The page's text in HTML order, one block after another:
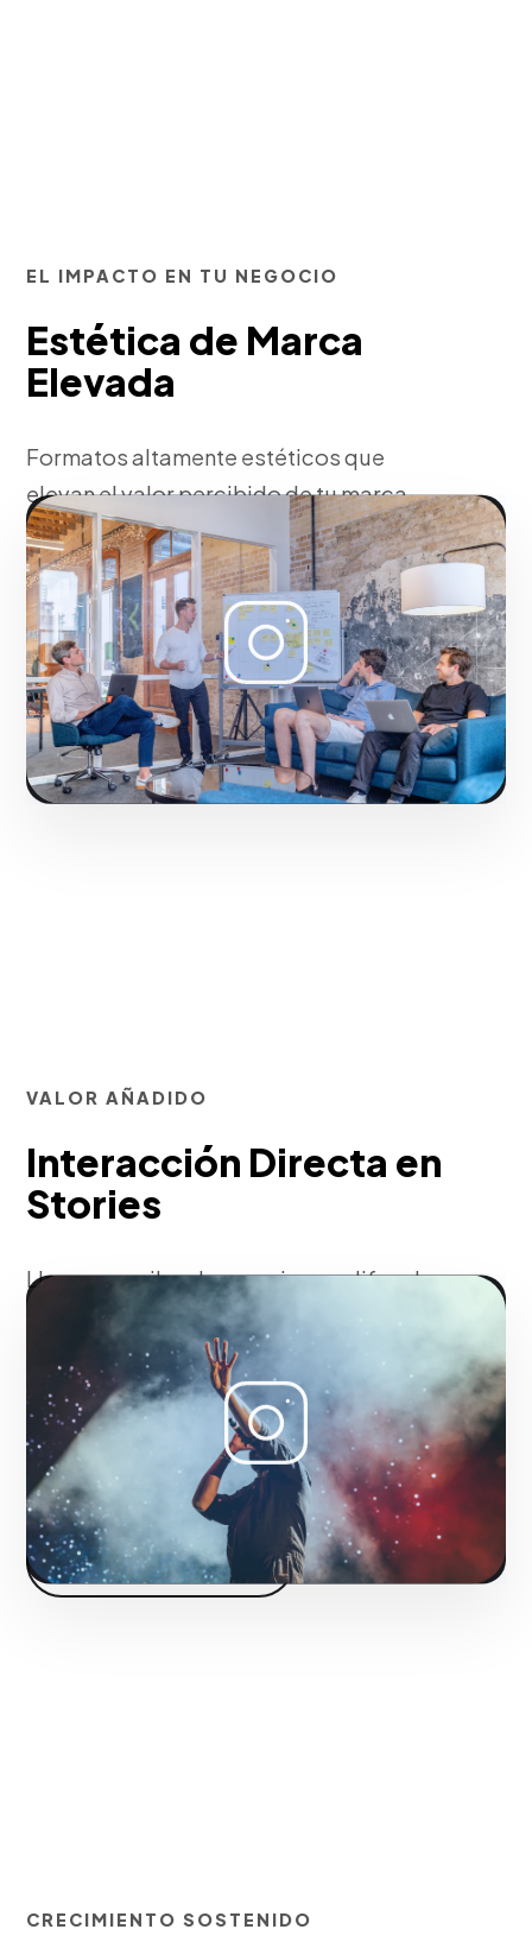
EL IMPACTO EN TU NEGOCIO
Estética de Marca
Elevada
Formatos altamente estéticos que
elevan el valor percibido de tu marca
frente a audiencias jóvenes y premium.
Fase 1:Diseño de Reels y Stories con ganchos de
retención.
Solicitar servicio
VALOR AÑADIDO
Interacción Directa en
Stories
Llevamos miles de usuarios cualificados
desde Stories y Reels directamente al
checkout de tu e-commerce.
Fase 2:Segmentación demográfica y de intereses en
Instagram.
Iniciar proyecto
CRECIMIENTO SOSTENIDO